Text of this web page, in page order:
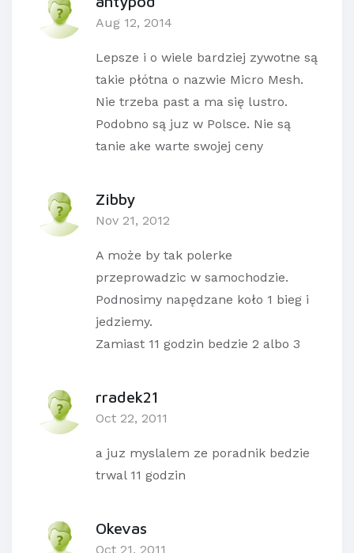
Aug 12, 2014
Lepsze i o wiele bardziej zywotne są
takie płótna o nazwie Micro Mesh.
Nie trzeba past a ma się lustro.
Podobno są juz w Polsce. Nie są
tanie ake warte swojej ceny
Zibby
Nov 21, 2012
A może by tak polerke
przeprowadzic w samochodzie.
Podnosimy napędzane koło 1 bieg i
jedziemy.
Zamiast 11 godzin bedzie 2 albo 3
rradek21
Oct 22, 2011
a juz myslalem ze poradnik bedzie
trwal 11 godzin
Okevas
Oct 21, 2011